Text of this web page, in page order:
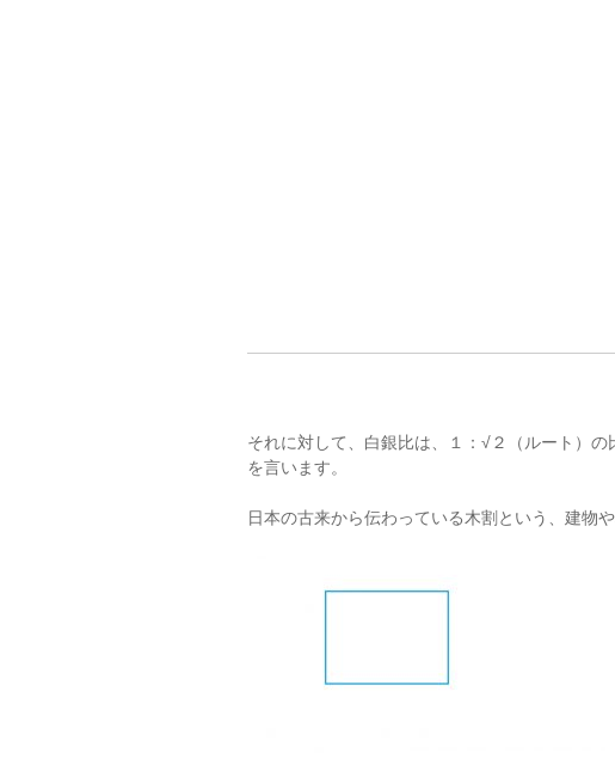
それに対して、白銀比は、１：√２（ルート）
を言います。
日本の古来から伝わっている木割という、建物